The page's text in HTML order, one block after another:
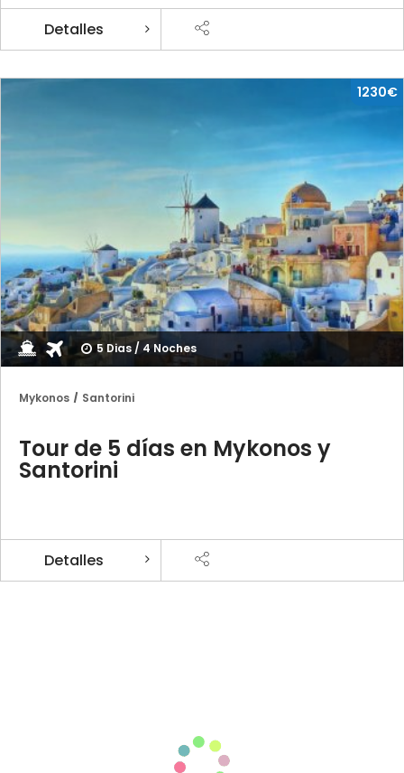
Detalles
5 Dias / 4 Noches
1230€
Mykonos Santorini
Tour de 5 días en Mykonos y
Santorini
Detalles